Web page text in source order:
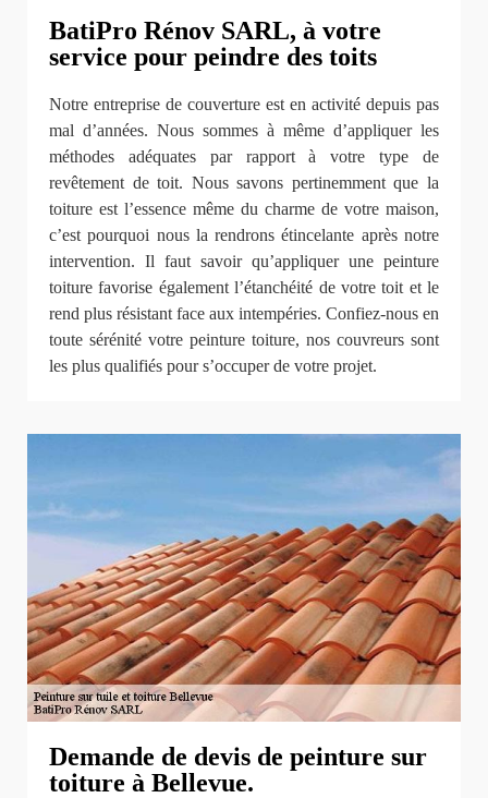
BatiPro Rénov SARL, à votre
service pour peindre des toits
Notre entreprise de couverture est en activité depuis pas
mal d’années. Nous sommes à même d’appliquer les
méthodes adéquates par rapport à votre type de
revêtement de toit. Nous savons pertinemment que la
toiture est l’essence même du charme de votre maison,
c’est pourquoi nous la rendrons étincelante après notre
intervention. Il faut savoir qu’appliquer une peinture
toiture favorise également l’étanchéité de votre toit et le
rend plus résistant face aux intempéries. Confiez-nous en
toute sérénité votre peinture toiture, nos couvreurs sont
les plus qualifiés pour s’occuper de votre projet.
Demande de devis de peinture sur
toiture à Bellevue.